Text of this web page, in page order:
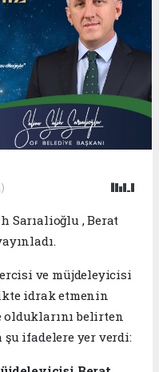
Sarıalioğlu , Berat
ve müjdeleyicisi
idrak etmenin
belirten
şu ifadelere yer verdi: